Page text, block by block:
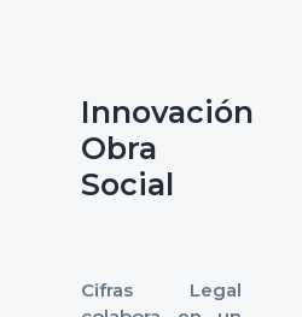
Innovación
Obra
Social
Cifras Legal